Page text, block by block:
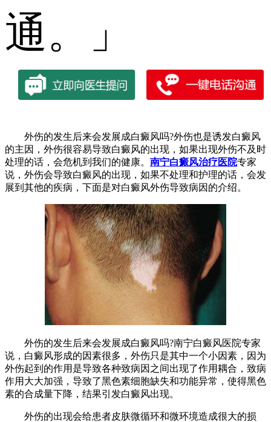
通。」
外伤的发生后来会发展成白癜风吗?外伤也是诱发白癜风
的主因，外伤很容易导致白癜风的出现，如果出现外伤不及时
处理的话，会危机到我们的健康。 南宁白癜风治疗医院专家
说，外伤会导致白癜风的出现，如果不处理和护理的话，会发
展到其他的疾病，下面是对白癜风外伤导致病因的介绍。
外伤的发生后来会发展成白癜风吗?南宁白癜风医院专家
说，白癜风形成的因素很多，外伤只是其中一个小因素，因为
外伤起到的作用是导致各种致病因之间出现了作用耦合，致病
作用大大加强，导致了黑色素细胞缺失和功能异常，使得黑色
素的合成量下降，结果引发白癜风出现。
外伤的出现会给患者皮肤微循环和微环境造成很大的损